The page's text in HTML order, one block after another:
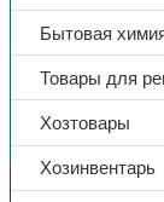
Бытовая
Товары для
Хозтовары
Хозинвентарь
Вы